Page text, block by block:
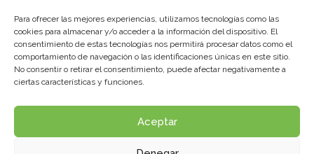
Para ofrecer las mejores experiencias, utilizamos tecnologías como las
cookies para almacenar y/o acceder a la información del dispositivo. El
consentimiento de estas tecnologías nos permitirá procesar datos como el
comportamiento de navegación o las identificaciones únicas en este sitio.
No consentir o retirar el consentimiento, puede afectar negativamente a
ciertas características y funciones.
Aceptar
You must be logged in to access this
course
This course is only available for registered
Click here to login